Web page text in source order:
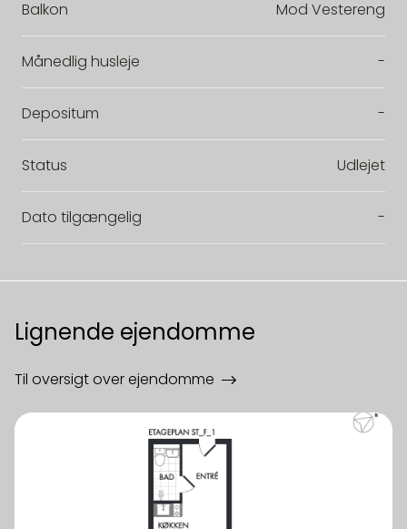
Balkon Mod Vestereng
Månedlig husleje -
Depositum -
Status Udlejet
Dato tilgængelig -
Lignende ejendomme
Til oversigt over ejendomme